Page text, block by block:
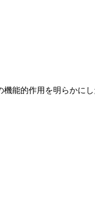
能的作用を明らかに